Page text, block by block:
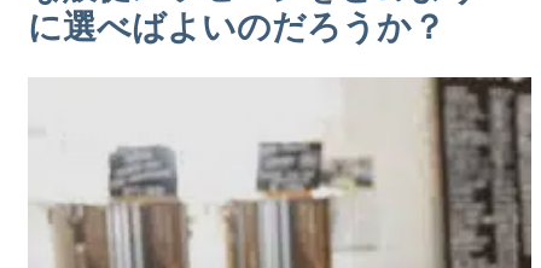
に選べばよいのだろうか？